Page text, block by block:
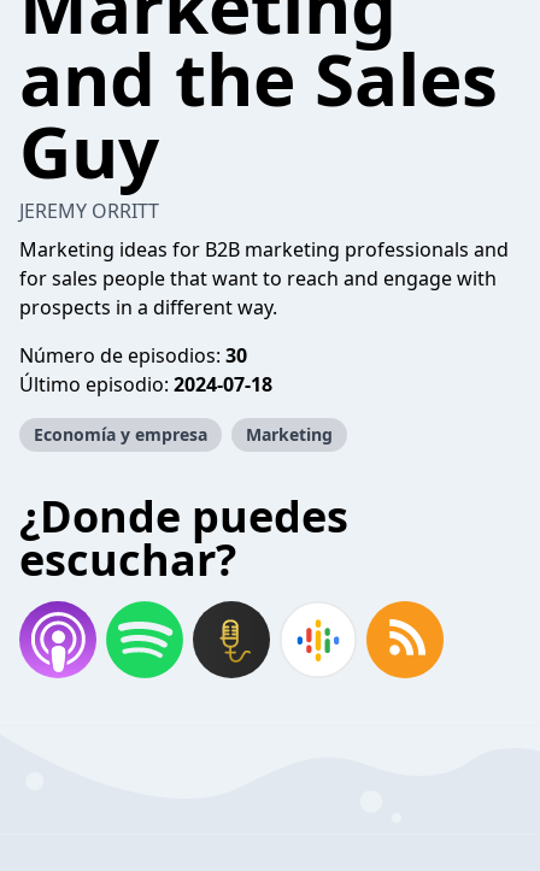
and the Sales
Guy
JEREMY ORRITT
Marketing ideas for B2B marketing professionals and
for sales people that want to reach and engage with
prospects in a different way.
Número de episodios: 30
Último episodio: 2024-07-18
Economía y empresa Marketing
¿Donde puedes
escuchar?